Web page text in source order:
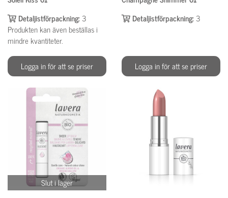
Detaljistförpackning:3
Produkten kan även beställas i
mindre kvantiteter.
Logga in för att se priser
Detaljistförpackning:3
Logga in för att se priser
Slut i lager